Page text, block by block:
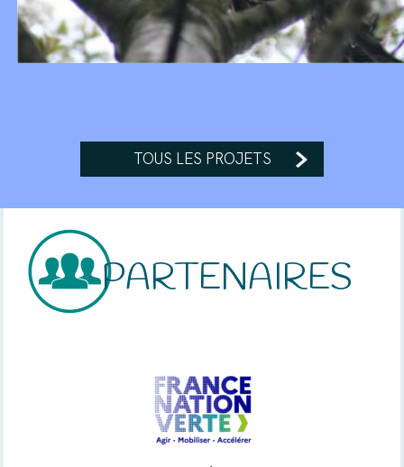
TOUS LES PROJETS
PARTENAIRES